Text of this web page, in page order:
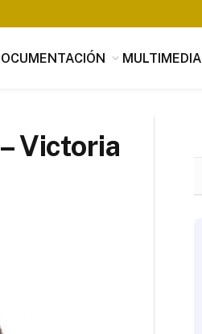
MULTIMEDIA
Victoria
buscara utilidad, nada es más
música, que penetrando con
en los corazones a través del